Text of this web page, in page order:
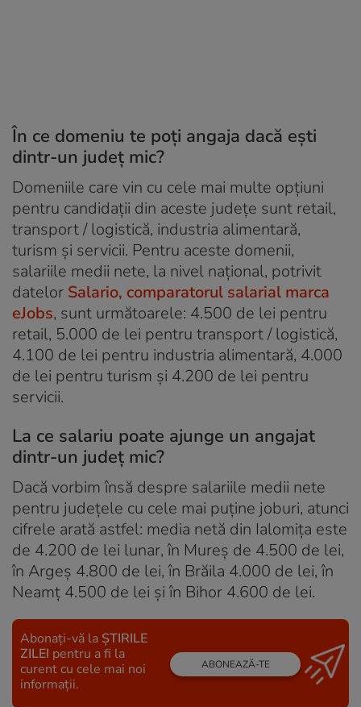
În ce domeniu te poți angaja dacă ești
dintr-un județ mic?
Domeniile care vin cu cele mai multe opțiuni
pentru candidații din aceste județe sunt retail,
transport / logistică, industria alimentară,
turism și servicii. Pentru aceste domenii,
salariile medii nete, la nivel național, potrivit
datelor Salario, comparatorul salarial marca
eJobs, sunt următoarele: 4.500 de lei pentru
retail, 5.000 de lei pentru transport / logistică,
4.100 de lei pentru industria alimentară, 4.000
de lei pentru turism și 4.200 de lei pentru
servicii.
La ce salariu poate ajunge un angajat
dintr-un județ mic?
Dacă vorbim însă despre salariile medii nete
pentru județele cu cele mai puține joburi, atunci
cifrele arată astfel: media netă din Ialomița este
de 4.200 de lei lunar, în Mureș de 4.500 de lei,
în Argeș 4.800 de lei, în Brăila 4.000 de lei, în
Neamț 4.500 de lei și în Bihor 4.600 de lei.
Abonați-vă la ȘTIRILE
ZILEI pentru a fi la
curent cu cele mai noi
informații.
ABONEAZĂ-TE